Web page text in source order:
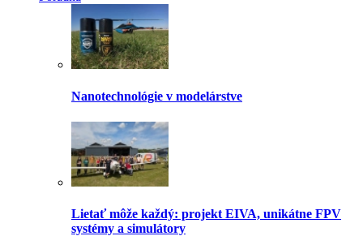
Nanotechnológie v modelárstve
Lietať môže každý: projekt EIVA, unikátne FPV
systémy a simulátory